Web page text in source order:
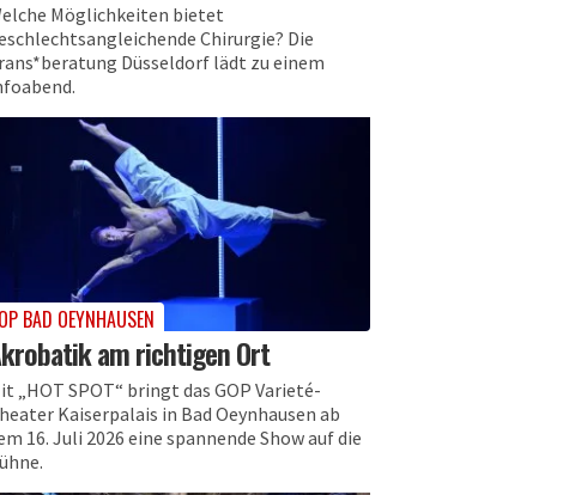
Möglichkeiten bietet
Chirurgie? Die
Düsseldorf lädt zu einem
BAD OEYNHAUSEN
am richtigen Ort
„HOT SPOT“ bringt das GOP Varieté-
Kaiserpalais in Bad Oeynhausen ab
16. Juli 2026 eine spannende Show auf die